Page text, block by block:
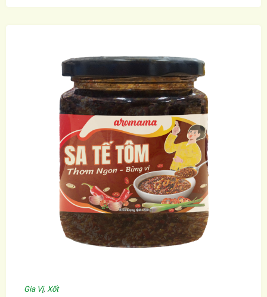
Gia Vị, Xốt